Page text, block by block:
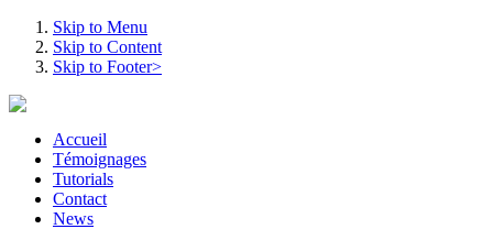
Skip to Menu
Skip to Content
Skip to Footer>
Accueil
Témoignages
Tutorials
Contact
News